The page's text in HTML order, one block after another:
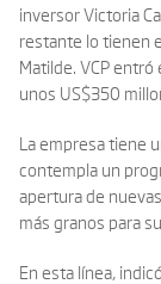
inversor Victoria
restante lo tienen
Matilde. VCP
unos US$350
La empresa tiene
contempla un
apertura de
más granos para
En esta línea,